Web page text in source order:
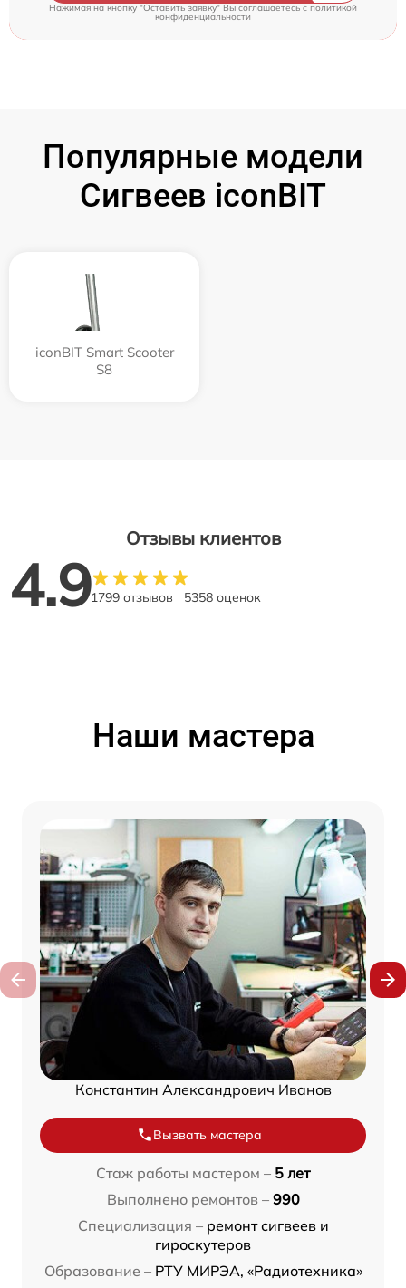
Нажимая на кнопку "Оставить заявку" Вы соглашаетесь cполитикой
конфиденциальности
Популярные модели
Сигвеев iconBIT
iconBIT Smart Scooter
S8
Отзывы клиентов
4.91799 отзывов 5358 оценок
Наши мастера
Константин Александрович Иванов
Вызвать мастера
Стаж работы мастером – 5 лет
Выполнено ремонтов – 990
Специализация – ремонт сигвеев и
гироскутеров
Образование – РТУ МИРЭА, «Радиотехника»